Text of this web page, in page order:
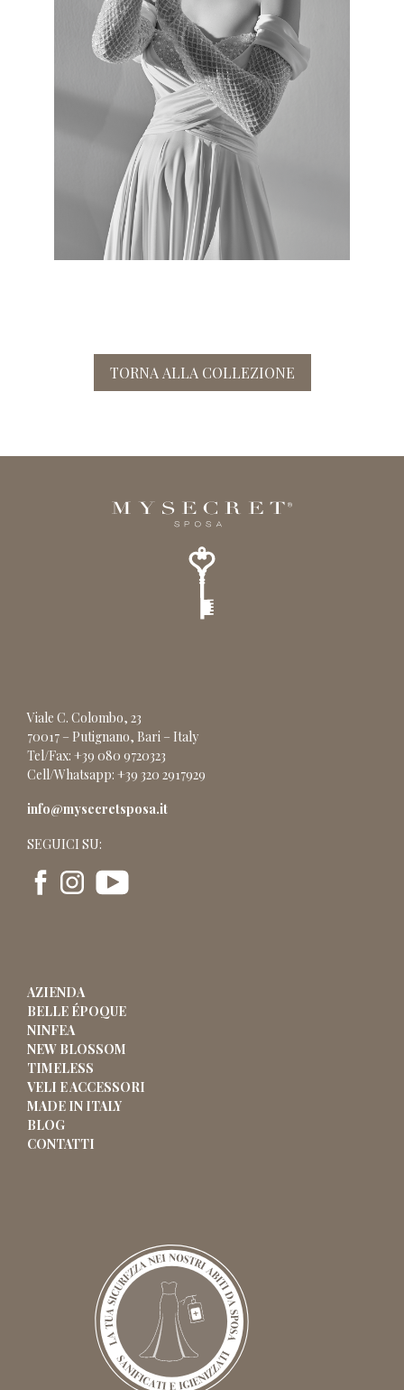
TORNA ALLA COLLEZIONE
Viale C. Colombo, 23
70017 – Putignano, Bari – Italy
Tel/Fax: +39 080 9720323
Cell/Whatsapp: +39 320 2917929
info@mysecretsposa.it
SEGUICI SU:
AZIENDA
BELLE ÉPOQUE
NINFEA
NEW BLOSSOM
TIMELESS
VELI E ACCESSORI
MADE IN ITALY
BLOG
CONTATTI